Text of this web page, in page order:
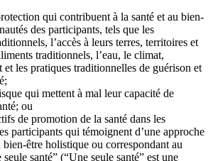
qui contribuent à la santé et au bien-
des participants, tels que les
l’accès à leurs terres, territoires et
traditionnels, l’eau, le climat,
et les pratiques traditionnelles de guérison et
qui mettent à mal leur capacité de
ou
de promotion de la santé dans les
participants qui témoignent d’une approche
bien-être holistique ou correspondant au
santé” (“Une seule santé” est une